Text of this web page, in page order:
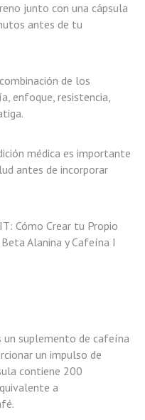
junto con una cápsula
antes de tu
de los
enfoque, resistencia,
médica es importante
antes de incorporar
Cómo Crear tu Propio
Alanina y Cafeína I
un suplemento de cafeína
un impulso de
contiene 200
a